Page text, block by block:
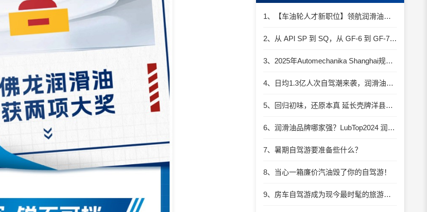
1、【车油轮人才新职位】领航润滑油优质职位招聘
2、从 API SP 到 SQ，从 GF-6 到 GF-7：润滑油技术壁垒再升高，你准备好了吗？
3、2025年Automechanika Shanghai规模再度扩大：首次启用国家会展中心（上海）全部15个展馆
4、日均1.3亿人次自驾潮来袭，润滑油行业解锁增长新密码​
5、回归初味，还原本真 延长壳牌洋县踏春自驾游
6、润滑油品牌哪家强？LubTop2024 润滑油总评榜荣耀张榜
7、暑期自驾游要准备些什么？
8、当心一箱廉价汽油毁了你的自驾游！
9、房车自驾游成为现今最时髦的旅游方式